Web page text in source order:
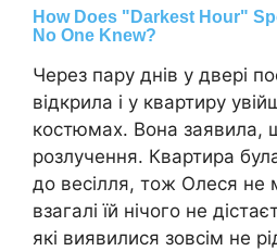
Через пару днів у двері
відкрила і у квартиру
костюмах. Вона заявила,
розлучення. Квартира
до весілля, тож Олеся не
взагалі їй нічого не
які виявилися зовсім не